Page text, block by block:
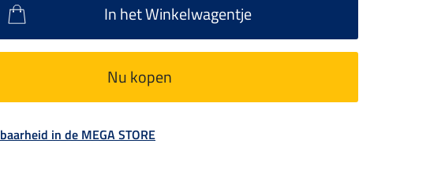
In het Winkelwagentje
Nu kopen
in de MEGA STORE